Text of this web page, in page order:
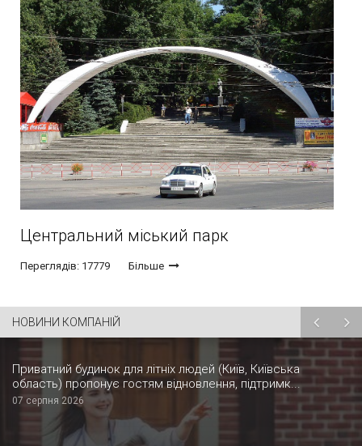
Центральний міський парк
Переглядів: 17779 Більше
НОВИНИ КОМПАНІЙ
Приватний будинок для літніх людей (Київ, Київська
область) пропонує гостям відновлення, підтримк...
07 серпня 2026